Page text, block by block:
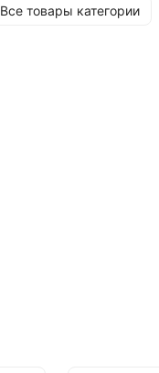
Все товары категории